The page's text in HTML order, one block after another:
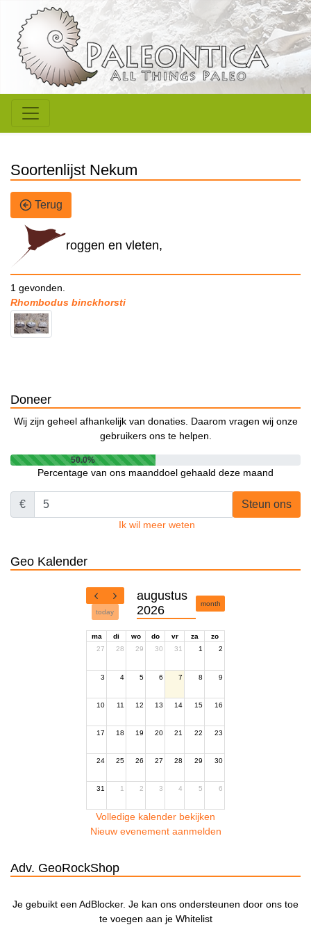
Soortenlijst Nekum
Terug
roggen en vleten,
1 gevonden.
Rhombodus binckhorsti
Doneer
Wij zijn geheel afhankelijk van donaties. Daarom vragen wij onze
gebruikers ons te helpen.
50.0%
Percentage van ons maanddoel gehaald deze maand
€ Steun ons
Ik wil meer weten
Geo Kalender
today
augustus
2026
month
ma di wo do vr za
zo
27
28 29 30 31 1 2
3 4 5 6 7 8 9
10 11 12 13 14 15 16
17 18 19 20 21 22 23
24 25 26 27 28 29 30
31 1 2 3 4 5 6
Volledige kalender bekijken
Nieuw evenement aanmelden
Adv. GeoRockShop
Je gebuikt een AdBlocker. Je kan ons ondersteunen door ons toe
te voegen aan je Whitelist